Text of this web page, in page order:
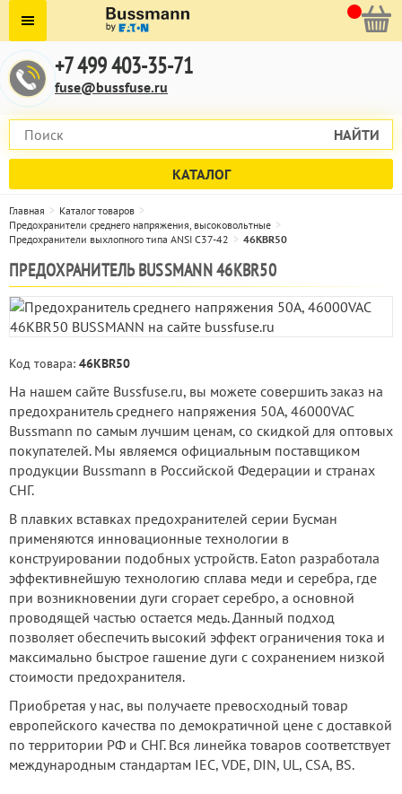
+7 499 403-35-71
fuse@bussfuse.ru
НАЙТИ
КАТАЛОГ
Главная
Каталог товаров
Предохранители среднего напряжения, высоковольтные
Предохранители выхлопного типа ANSI C37-42
46KBR50
ПРЕДОХРАНИТЕЛЬ BUSSMANN 46KBR50
Код товара: 46KBR50
На нашем сайте Bussfuse.ru, вы можете совершить заказ на
предохранитель среднего напряжения 50А, 46000VAC
Bussmann по самым лучшим ценам, со скидкой для оптовых
покупателей. Мы являемся официальным поставщиком
продукции Bussmann в Российской Федерации и странах
СНГ.
В плавких вставках предохранителей серии Бусман
применяются инновационные технологии в
конструировании подобных устройств. Eaton разработала
эффективнейшую технологию сплава меди и серебра, где
при возникновении дуги сгорает серебро, а основной
проводящей частью остается медь. Данный подход
позволяет обеспечить высокий эффект ограничения тока и
максимально быстрое гашение дуги с сохранением низкой
стоимости предохранителя.
Приобретая у нас, вы получаете превосходный товар
европейского качества по демократичной цене с доставкой
по территории РФ и СНГ. Вся линейка товаров соответствует
международным стандартам IEC, VDE, DIN, UL, CSA, BS.